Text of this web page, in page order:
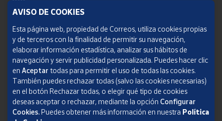
Política de cookies
Aviso legal
Condiciones del servicio
Política de Privacidad Web
Informe de transparencia
AVISO DE COOKIES
Esta página web, propiedad de Correos, utiliza cookies propias
y de terceros con la finalidad de permitir su navegación,
elaborar información estadística, analizar sus hábitos de
navegación y servir publicidad personalizada. Puedes hacer clic
en Aceptar todas para permitir el uso de todas las cookies.
También puedes rechazar todas (salvo las cookies necesarias)
en el botón Rechazar todas, o elegir qué tipo de cookies
deseas aceptar o rechazar, mediante la opción Configurar
Cookies.Puedes obtener más información en nuestra Política